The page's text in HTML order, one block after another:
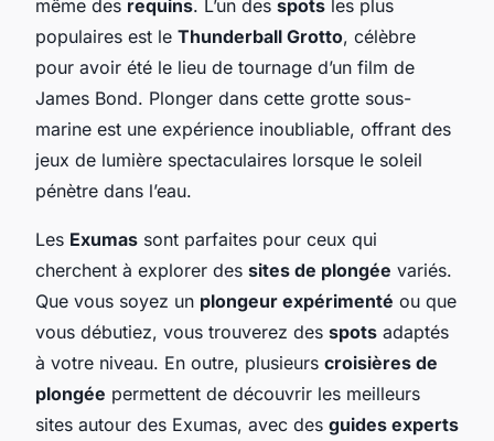
même des requins. L’un des spots les plus
populaires est le Thunderball Grotto, célèbre
pour avoir été le lieu de tournage d’un film de
James Bond. Plonger dans cette grotte sous-
marine est une expérience inoubliable, offrant des
jeux de lumière spectaculaires lorsque le soleil
pénètre dans l’eau.
Les Exumas sont parfaites pour ceux qui
cherchent à explorer des sites de plongée variés.
Que vous soyez un plongeur expérimenté ou que
vous débutiez, vous trouverez des spots adaptés
à votre niveau. En outre, plusieurs croisières de
plongée permettent de découvrir les meilleurs
sites autour des Exumas, avec des guides experts